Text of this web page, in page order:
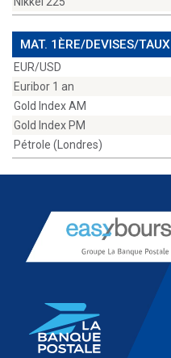
MAT. 1ÈRE/DEVISES/TAUX
EUR/USD
Euribor 1 an
Gold Index AM
Gold Index PM
Pétrole (Londres)